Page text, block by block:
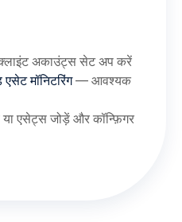
अकाउंट्स सेट अप करें
मॉनिटरिंग— आवश्यक
एसेट्स जोड़ें और कॉन्फ़िगर